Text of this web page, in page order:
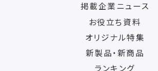
掲載企業ニュース
お役立ち資料
オリジナル特集
新製品・新商品
ランキング